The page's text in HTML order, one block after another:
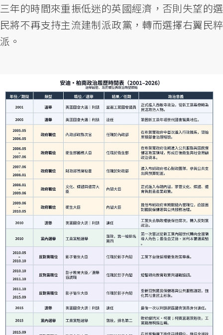
三年的時間來重振低迷的英國經濟，否則失望的選
民將不再支持主流建制派政黨，轉而選擇右翼民粹
派。